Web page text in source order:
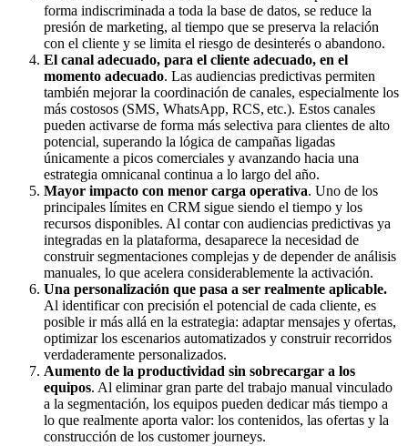
forma indiscriminada a toda la base de datos, se reduce la
presión de marketing, al tiempo que se preserva la relación
con el cliente y se limita el riesgo de desinterés o abandono.
El canal adecuado, para el cliente adecuado, en el
momento adecuado. Las audiencias predictivas permiten
también mejorar la coordinación de canales, especialmente los
más costosos (SMS, WhatsApp, RCS, etc.). Estos canales
pueden activarse de forma más selectiva para clientes de alto
potencial, superando la lógica de campañas ligadas
únicamente a picos comerciales y avanzando hacia una
estrategia omnicanal continua a lo largo del año.
Mayor impacto con menor carga operativa. Uno de los
principales límites en CRM sigue siendo el tiempo y los
recursos disponibles. Al contar con audiencias predictivas ya
integradas en la plataforma, desaparece la necesidad de
construir segmentaciones complejas y de depender de análisis
manuales, lo que acelera considerablemente la activación.
Una personalización que pasa a ser realmente aplicable.
Al identificar con precisión el potencial de cada cliente, es
posible ir más allá en la estrategia: adaptar mensajes y ofertas,
optimizar los escenarios automatizados y construir recorridos
verdaderamente personalizados.
Aumento de la productividad sin sobrecargar a los
equipos. Al eliminar gran parte del trabajo manual vinculado
a la segmentación, los equipos pueden dedicar más tiempo a
lo que realmente aporta valor: los contenidos, las ofertas y la
construcción de los customer journeys.